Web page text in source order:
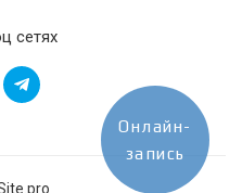
сетях
Онлайн-
запись